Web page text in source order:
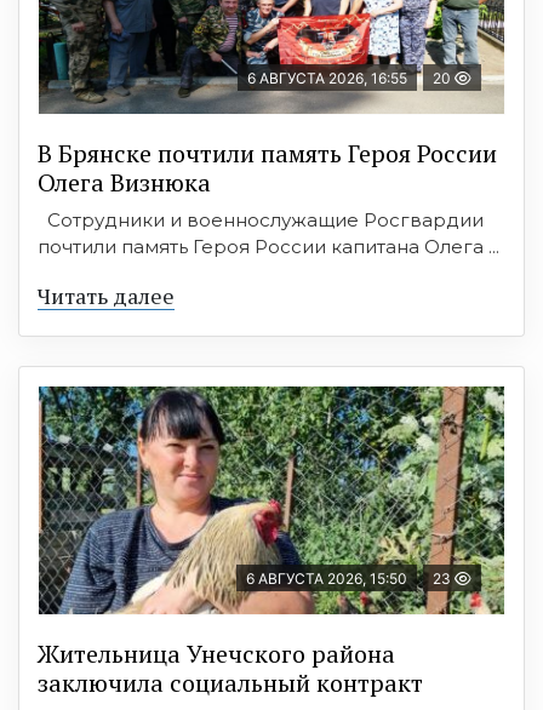
6 АВГУСТА 2026, 16:55 20
В Брянске почтили память Героя России
Олега Визнюка
Сотрудники и военнослужащие Росгвардии
почтили память Героя России капитана Олега ...
Читать далее
6 АВГУСТА 2026, 15:50 23
Жительница Унечского района
заключила социальный контракт